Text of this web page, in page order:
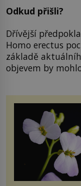
Odkud přišli?
Dřívější
Homo erectus
základě
objevem by